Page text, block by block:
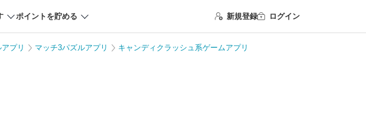
ポイントを貯める 新規登録 ログイン
プリ マッチ3パズルアプリ
キャンディクラッシュ系ゲームアプリ